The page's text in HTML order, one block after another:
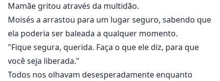
Mamãe gritou através da multidão.
Moisés a arrastou para um lugar seguro, sabendo que
ela poderia ser baleada a qualquer momento.
"Fique segura, querida. Faça o que ele diz, para que
você seja liberada."
Todos nos olhavam desesperadamente enquanto